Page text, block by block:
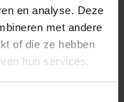
en analyse. Deze
met andere
of die ze hebben
hun services.